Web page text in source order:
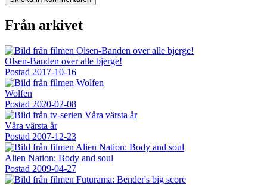
Från arkivet
Olsen-Banden over alle bjerge!
Postad 2017-10-16
Wolfen
Postad 2020-02-08
Våra värsta år
Postad 2007-12-23
Alien Nation: Body and soul
Postad 2009-04-27